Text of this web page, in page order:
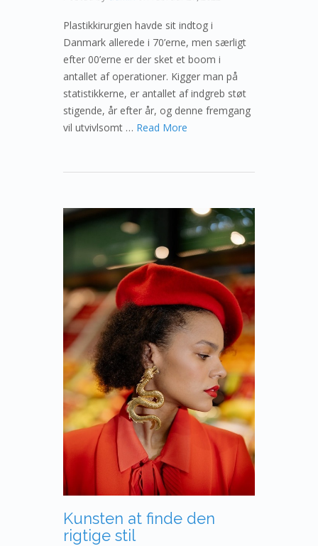
Plastikkirurgien havde sit indtog i
Danmark allerede i 70’erne, men særligt
efter 00’erne er der sket et boom i
antallet af operationer. Kigger man på
statistikkerne, er antallet af indgreb støt
stigende, år efter år, og denne fremgang
vil utvivlsomt … Read More
Kunsten at finde den
rigtige stil